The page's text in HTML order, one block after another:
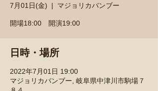
7月01日(金)
  |
マジョリカバンブー
開場18:00 開演19:00
日時・場所
2022年7月01日 19:00
マジョリカバンブー, 岐阜県中津川市駒場７